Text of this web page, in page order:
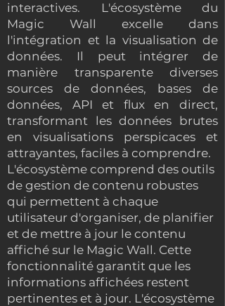
interactives. L'écosystème du
Magic Wall excelle dans
l'intégration et la visualisation de
données. Il peut intégrer de
manière transparente diverses
sources de données, bases de
données, API et flux en direct,
transformant les données brutes
en visualisations perspicaces et
attrayantes, faciles à comprendre.
L'écosystème comprend des outils
de gestion de contenu robustes
qui permettent à chaque
utilisateur d'organiser, de planifier
et de mettre à jour le contenu
affiché sur le Magic Wall. Cette
fonctionnalité garantit que les
informations affichées restent
pertinentes et à jour. L'écosystème